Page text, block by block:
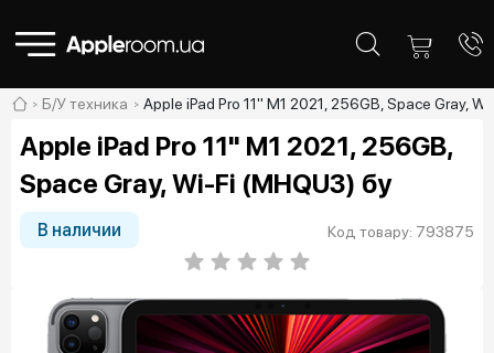
Б/У техника Apple iPad Pro 11" M1 2021, 256GB, Space Gray,
Apple iPad Pro 11" M1 2021, 256GB,
Space Gray, Wi-Fi (MHQU3) бу
В наличии Код товару: 793875